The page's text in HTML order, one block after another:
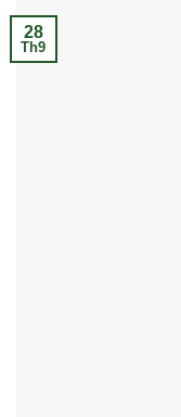
28
Th9